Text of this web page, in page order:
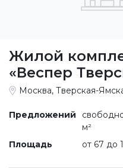
Жилой
«Веспер
Москва, Тверская-
Предложений
м²
Площадь
от 67 до